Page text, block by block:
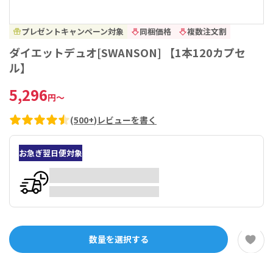
プレゼントキャンペーン対象 同梱価格 複数注文割
ダイエットデュオ[SWANSON] 【1本120カプセ
ル】
5,296円～
(500+) レビューを書く
お急ぎ翌日便対象
数量を選択する